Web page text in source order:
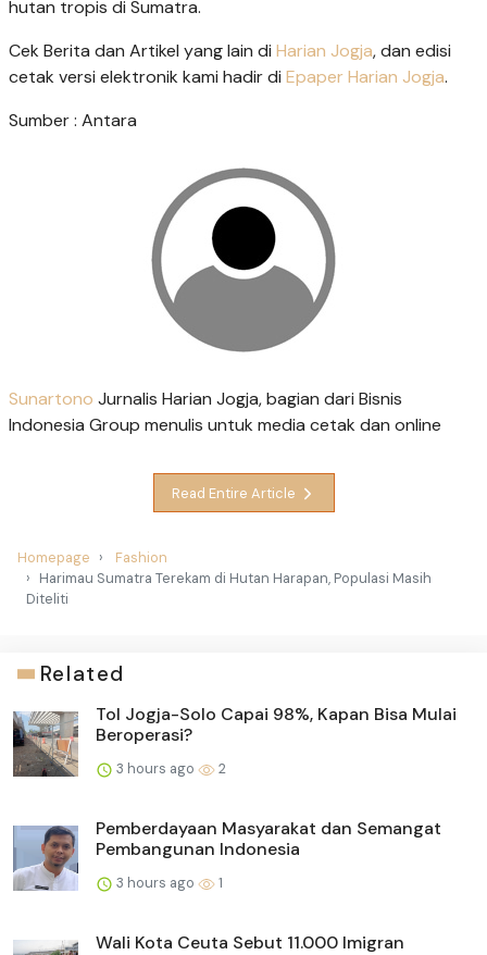
hutan tropis di Sumatra.
Cek Berita dan Artikel yang lain di Harian Jogja, dan edisi
cetak versi elektronik kami hadir di Epaper Harian Jogja.
Sumber : Antara
Sunartono Jurnalis Harian Jogja, bagian dari Bisnis
Indonesia Group menulis untuk media cetak dan online
Read Entire Article
Homepage
Fashion
Harimau Sumatra Terekam di Hutan Harapan, Populasi Masih
Diteliti
Related
Tol Jogja-Solo Capai 98%, Kapan Bisa Mulai
Beroperasi?
3 hours ago 2
Pemberdayaan Masyarakat dan Semangat
Pembangunan Indonesia
3 hours ago 1
Wali Kota Ceuta Sebut 11.000 Imigran